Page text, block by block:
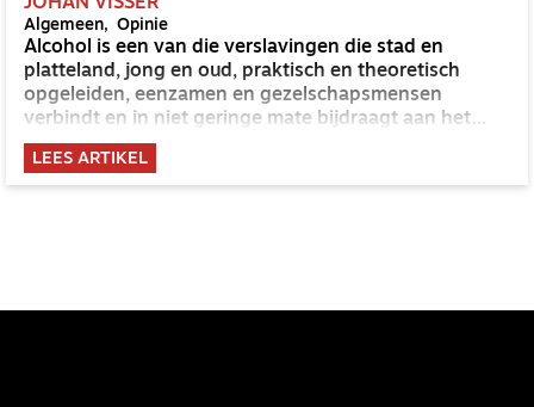
Algemeen Opinie
Alcohol is een van die verslavingen die stad en
platteland, jong en oud, praktisch en theoretisch
opgeleiden, eenzamen en gezelschapsmensen
verbindt en in niet geringe mate bijdraagt aan het
verslaafde landschap van onze samenleving.
LEES ARTIKEL